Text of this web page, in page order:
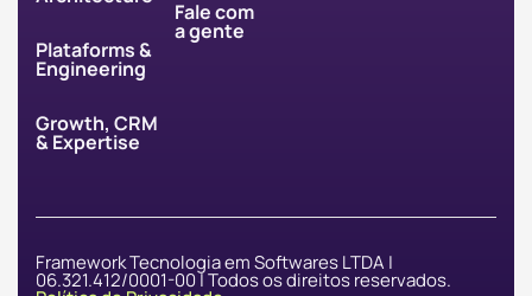
Plataforms &
Engineering
Growth, CRM
& Expertise
Fale com
a gente
Framework Tecnologia em Softwares LTDA |
06.321.412/0001-00 | Todos os direitos reservados.